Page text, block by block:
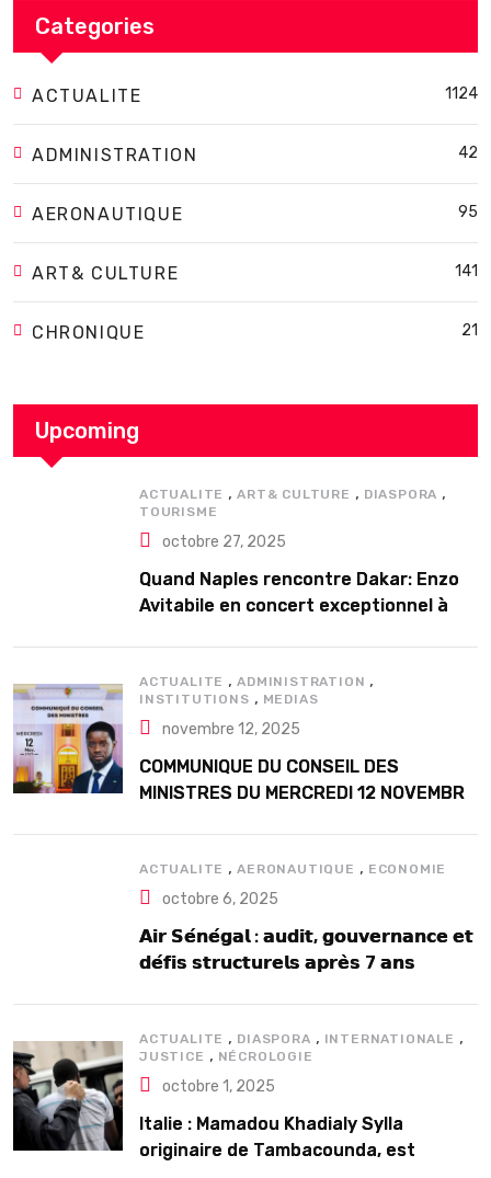
Categories
ACTUALITE 1124
ADMINISTRATION 42
AERONAUTIQUE 95
ART& CULTURE 141
CHRONIQUE 21
Upcoming
ACTUALITE ,ART& CULTURE , DIASPORA ,
TOURISME
octobre 27, 2025
Quand Naples rencontre Dakar: Enzo
Avitabile en concert exceptionnel à
ACTUALITE ,ADMINISTRATION ,
INSTITUTIONS , MEDIAS
novembre 12, 2025
COMMUNIQUE DU CONSEIL DES
MINISTRES DU MERCREDI 12 NOVEMBRE
ACTUALITE ,AERONAUTIQUE , ECONOMIE
octobre 6, 2025
𝗔𝗶𝗿 𝗦𝗲́𝗻𝗲́𝗴𝗮𝗹 : 𝗮𝘂𝗱𝗶𝘁, 𝗴𝗼𝘂𝘃𝗲𝗿𝗻𝗮𝗻𝗰𝗲 𝗲𝘁
𝗱𝗲́𝗳𝗶𝘀 𝘀𝘁𝗿𝘂𝗰𝘁𝘂𝗿𝗲𝗹𝘀 𝗮𝗽𝗿𝗲̀𝘀 7 𝗮𝗻𝘀
ACTUALITE , DIASPORA , INTERNATIONALE ,
JUSTICE , NÉCROLOGIE
octobre 1, 2025
Italie : Mamadou Khadialy Sylla
originaire de Tambacounda, est